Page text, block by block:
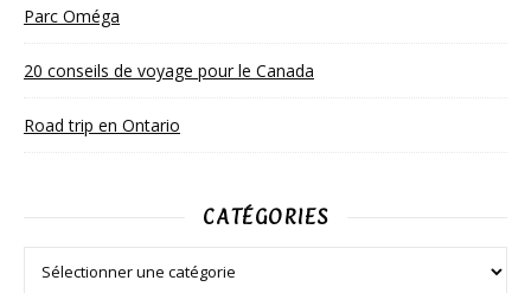
Parc Oméga
20 conseils de voyage pour le Canada
Road trip en Ontario
CATÉGORIES